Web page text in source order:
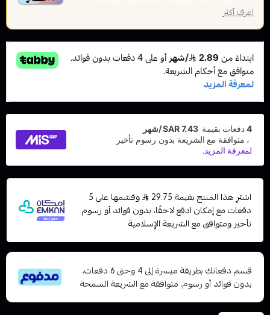
اعرف أكثر
اشترِ هذا المنتج بقيمة 29.75
وقسّمها على 5
دفعات مع إمكان ادفع لاحقًا، بدون فوائد أو رسوم
تأخير ومتوافق مع الشريعة الإسلامية
قسم دفعاتك بطريقة ميسرة إلى 4 وحتى 6 دفعات،
بدون فوائد أو رسوم. متوافقة مع الشريعة السمحة